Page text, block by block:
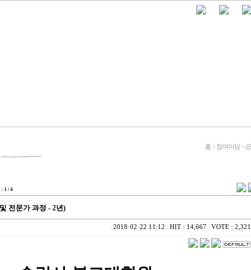
홈 > 참여마당 >
: 1 / 4
전문가 과정 - 2년)
2018·02·22 11:12 HIT : 14,667 VOTE : 2,321